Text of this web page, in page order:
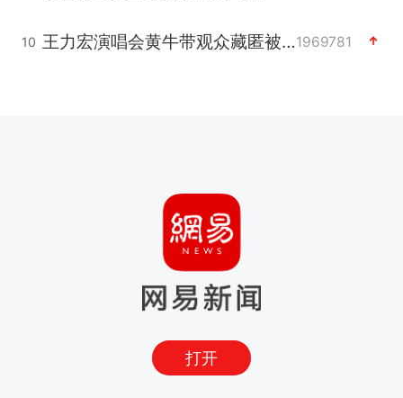
10 王力宏演唱会黄牛带观众藏匿被查获1969781
打开